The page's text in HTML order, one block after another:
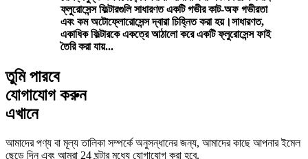
ফ্লুরোসেন্স ফিল্টারগুলি সাধারণত একটি গভীর কাট-অফ গভীরতা
এবং কম অটোফ্লোরোসেন্স দ্বারা চিহ্নিত করা হয়।সাধারণত,
একাধিক ফিল্টারকে একত্রে আঠালো করে একটি ফ্লুরোসেন্স ফাই
তৈরি করা যায়...
তুমি পারবে
যোগাযোগ করুন
এখানে
আমাদের পণ্য বা মূল্য তালিকা সম্পর্কে অনুসন্ধানের জন্য, আমাদের কাছে আপনার ইমেল
ছেড়ে দিন এবং আমরা 24 ঘন্টার মধ্যে যোগাযোগ করা হবে.